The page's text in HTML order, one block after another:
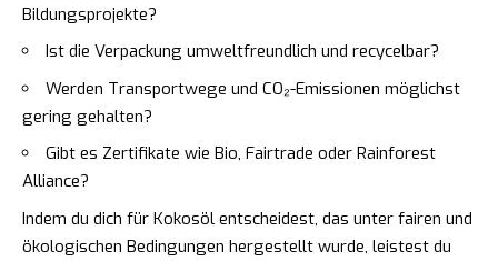
Bildungsprojekte?
Ist die Verpackung umweltfreundlich und recycelbar?
Werden Transportwege und CO₂-Emissionen möglichst
gering gehalten?
Gibt es Zertifikate wie Bio, Fairtrade oder Rainforest
Alliance?
Indem du dich für Kokosöl entscheidest, das unter fairen und
ökologischen Bedingungen hergestellt wurde, leistest du